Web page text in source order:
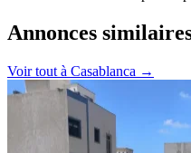
Annonces
Voir tout à Casablanca →